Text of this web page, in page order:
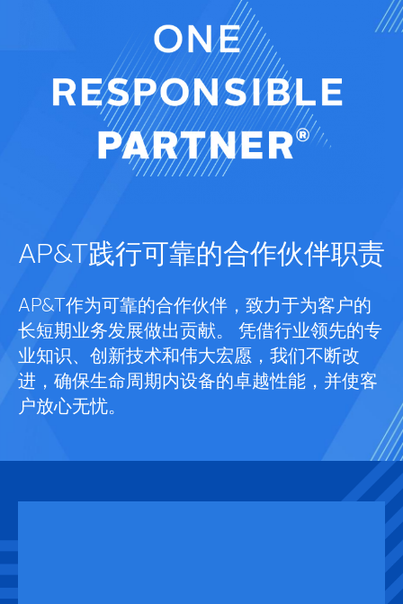
AP&T践行可靠的合作伙伴职责
AP&T作为可靠的合作伙伴，致力于为客户的
长短期业务发展做出贡献。 凭借行业领先的专
业知识、创新技术和伟大宏愿，我们不断改
进，确保生命周期内设备的卓越性能，并使客
户放心无忧。